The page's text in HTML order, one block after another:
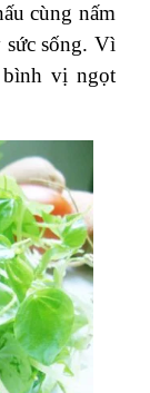
cùng nấm
sức sống. Vì
bình vị ngọt